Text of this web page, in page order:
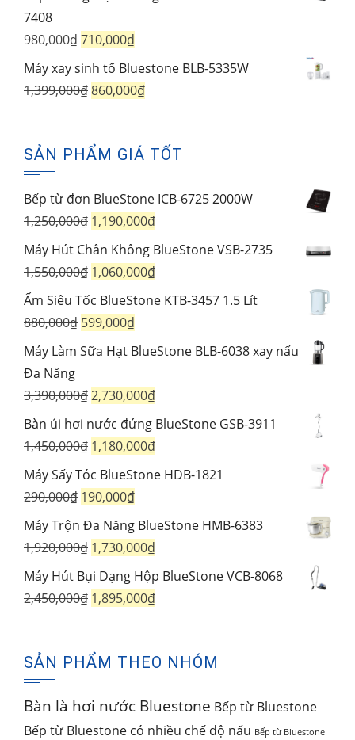
1,250,000₫.
1,750,000₫.
7408
980,000₫Giá
gốc
là:
710,000₫Giá
hiện
tại
Máy xay sinh tố Bluestone BLB-5335W
1,399,000₫Giá
1,399,000₫.
860,000₫Giá
là:
SẢN PHẨM GIÁ TỐT
Bếp từ đơn BlueStone ICB-6725 2000W
1,250,000₫ Giá
gốc
là:
1,190,000₫Giá
hiện
tại
1,190,000₫.
Máy Hút Chân Không BlueStone VSB-2735
1,550,000₫ Giá
gốc
là:
1,060,000₫Giá
hiện
1,060,000₫.
Ấm Siêu Tốc BlueStone KTB-3457 1.5 Lít
880,000₫ Giá
gốc
880,000₫.
599,000₫Giá
hiện
là:
Máy Làm Sữa Hạt BlueStone BLB-6038 xay nấu
Đa Năng
3,390,000₫ Giá
gốc
là:
2,730,000₫Giá
hiện
tại
2,730,000₫.
Bàn ủi hơi nước đứng BlueStone GSB-3911
1,450,000₫ Giá
gốc
là:
1,180,000₫Giá
hiện
1,180,000₫.
Máy Sấy Tóc BlueStone HDB-1821
290,000₫ Giá
gốc
là:
190,000₫Giá
hiện
tại
190,000₫.
Máy Trộn Đa Năng BlueStone HMB-6383
1,920,000₫ Giá
gốc
là:
1,730,000₫Giá
hiện
tại
Máy Hút Bụi Dạng Hộp BlueStone VCB-8068
2,450,000₫ Giá
2,450,000₫.
1,895,000₫Giá
là:
SẢN PHẨM THEO NHÓM
Bàn là hơi nước Bluestone Bếp từ Bluestone
Bếp từ Bluestone có nhiều chế độ nấu Bếp từ Bluestone